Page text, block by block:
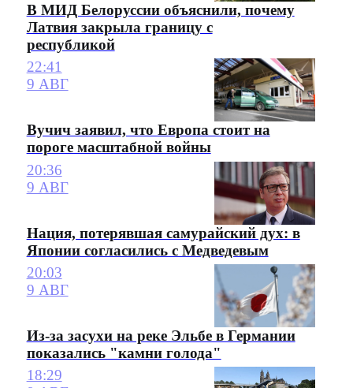
В МИД Белоруссии объяснили, почему
Латвия закрыла границу с
республикой
22:41
9 АВГ
Вучич заявил, что Европа стоит на
пороге масштабной войны
20:36
9 АВГ
Нация, потерявшая самурайский дух: в
Японии согласились с Медведевым
20:03
9 АВГ
Из-за засухи на реке Эльбе в Германии
показались "камни голода"
18:29